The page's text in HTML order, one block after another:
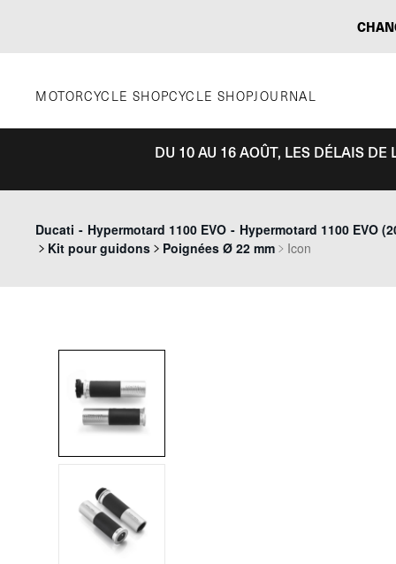
MOTORCYCLE SHOPCYCLE SHOPJOURNAL
DU 10 AU 16 AOÛT, LES DÉLAIS DE
Ducati - Hypermotard 1100 EVO - Hypermotard 1100 EVO
Kit pour guidons
Poignées Ø 22 mm Icon